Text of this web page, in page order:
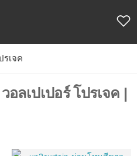
รเจค
ลเปเปอร์ โปรเจค |